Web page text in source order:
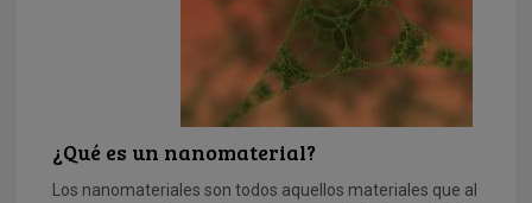
¿Qué es un nanomaterial?
Los nanomateriales son todos aquellos materiales que al